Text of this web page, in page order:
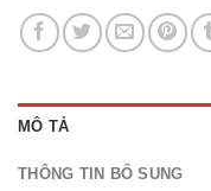
MÔ TẢ
THÔNG TIN BỔ SUNG